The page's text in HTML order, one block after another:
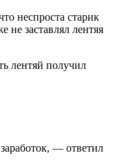
неспроста старик
не заставлял лентяя
лентяй получил
— ответил